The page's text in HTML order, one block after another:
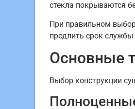
стекла покрываются
При правильном
продлить срок
Основные
Выбор конструкции